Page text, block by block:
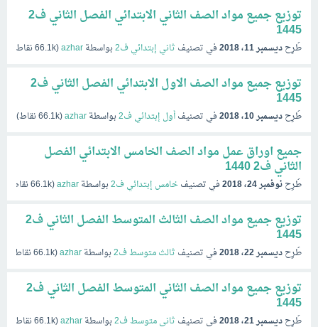
توزيع جميع مواد الصف الثاني الابتدائي الفصل الثاني ف2
1445
طُرِحديسمبر 11، 2018 في تصنيف ثاني إبتدائي ف2 بواسطةazhar
(
66.1kنقاط)
توزيع جميع مواد الصف الاول الابتدائي الفصل الثاني ف2
1445
طُرِحديسمبر 10، 2018 في تصنيفأول إبتدائي ف2 بواسطةazhar
(
66.1kنقاط)
جميع اوراق عمل مواد الصف الخامس الابتدائي الفصل
الثاني ف2 1440
طُرِحنوفمبر 24، 2018 في تصنيفخامس إبتدائي ف2 بواسطةazhar
(
66.1kنقاط)
توزيع جميع مواد الصف الثالث المتوسط الفصل الثاني ف2
1445
طُرِحديسمبر 22، 2018 في تصنيف ثالث متوسط ف2 بواسطةazhar
(
66.1kنقاط)
توزيع جميع مواد الصف الثاني المتوسط الفصل الثاني ف2
1445
طُرِحديسمبر 21، 2018 في تصنيف ثاني متوسط ف2 بواسطةazhar
(
66.1kنقاط)